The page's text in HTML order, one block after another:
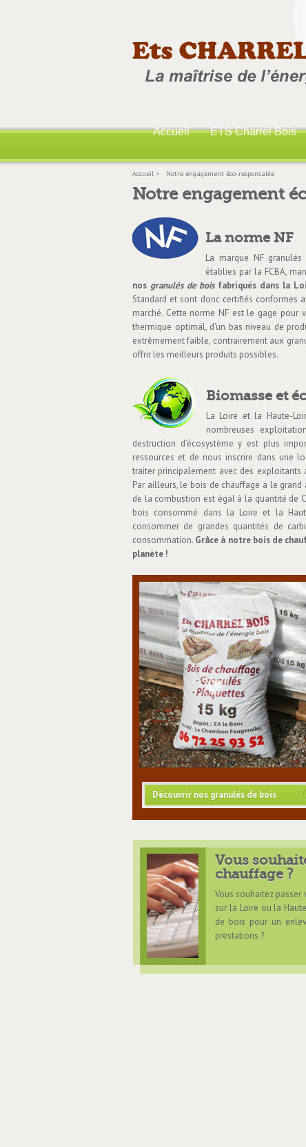
Accueil ETS Charrel Bois
Accueil > Notre engagement éco-responsable
Notre engagement
La norme NF
La marque NF
établies par la FCBA,
nos granulés de boisfabriqués dans la
Standard et sont donc certifiés conformes
marché. Cette norme NF est le gage pour
thermique optimal, d’un bas niveau de
extrêmement faible, contrairement aux
offrir les meilleurs produits possibles.
Biomasse et
La Loire et la Haute-
nombreuses
destruction d’écosystème y est plus
ressources et de nous inscrire dans une
traiter principalement avec des
Par ailleurs, le bois de chauffage a le
de la combustion est égal à la quantité de
bois consommé dans la Loire et la
consommer de grandes quantités de
consommation. Grâce à notre bois de
planète !
Découvrir nos granulés de bois
Vous
chauffage ?
Vous souhaitez
sur la Loire ou la
de bois pour un
prestations ?